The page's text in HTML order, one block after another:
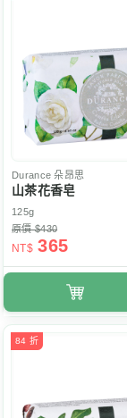
Durance 朵昂思
山茶花香皂
125g
原價 $430
NT$ 365
84 折